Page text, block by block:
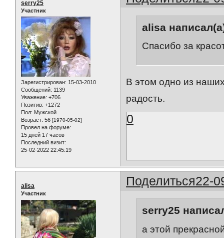
serry25
Участник
Зарегистрирован: 15-03-2010
Сообщений: 1139
Уважение: +706
Позитив: +1272
Пол: Мужской
Возраст: 56 [1970-05-02]
Провел на форуме:
15 дней 17 часов
Последний визит:
25-02-2022 22:45:19
alisa
Спасибо за
В этом одно из
радость.
0
Поделиться22-
alisa
Участник
serry25
а этой